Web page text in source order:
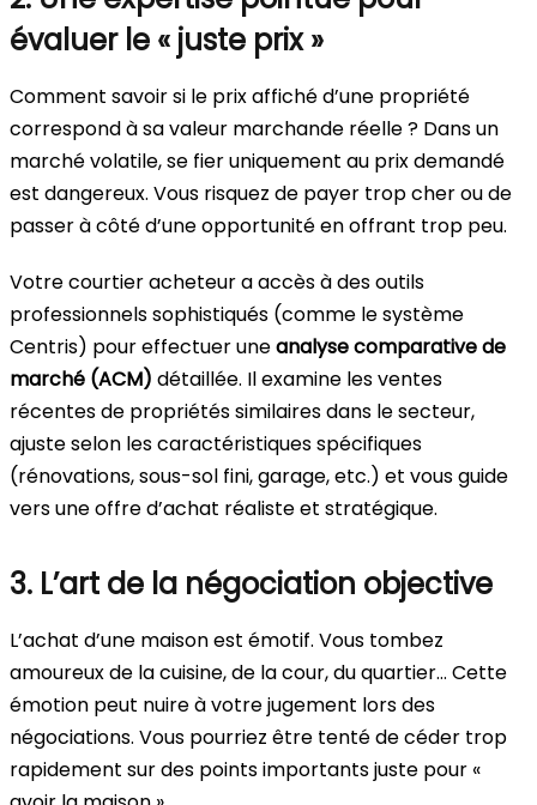
évaluer le « juste prix »
Comment savoir si le prix affiché d’une propriété
correspond à sa valeur marchande réelle ? Dans un
marché volatile, se fier uniquement au prix demandé
est dangereux. Vous risquez de payer trop cher ou de
passer à côté d’une opportunité en offrant trop peu.
Votre courtier acheteur a accès à des outils
professionnels sophistiqués (comme le système
Centris) pour effectuer uneanalyse comparative de
marché (ACM) détaillée. Il examine les ventes
récentes de propriétés similaires dans le secteur,
ajuste selon les caractéristiques spécifiques
(rénovations, sous-sol fini, garage, etc.) et vous guide
vers une offre d’achat réaliste et stratégique.
3. L’art de la négociation objective
L’achat d’une maison est émotif. Vous tombez
amoureux de la cuisine, de la cour, du quartier… Cette
émotion peut nuire à votre jugement lors des
négociations. Vous pourriez être tenté de céder trop
rapidement sur des points importants juste pour «